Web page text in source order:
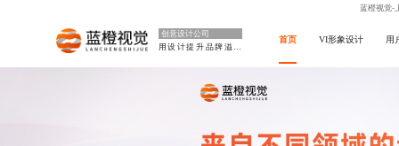
蓝橙视觉-
创意设计公司
用设计提升品牌溢价
首页 VI形象设计 用